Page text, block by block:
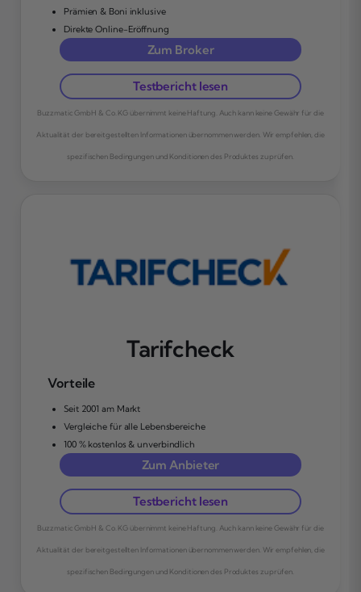
Prämien & Boni inklusive
Direkte Online-Eröffnung
Zum Broker
Testbericht lesen
Buzzmatic GmbH & Co. KG übernimmt keine Haftung. Auch kann keine Gewähr für die
Aktualität der bereitgestellten Informationen übernommen werden. Wir empfehlen, die
spezifischen Bedingungen und Konditionen des Produktes zu prüfen.
Tarifcheck
Vorteile
Seit 2001 am Markt
Vergleiche für alle Lebensbereiche
100 % kostenlos & unverbindlich
Zum Anbieter
Testbericht lesen
Buzzmatic GmbH & Co. KG übernimmt keine Haftung. Auch kann keine Gewähr für die
Aktualität der bereitgestellten Informationen übernommen werden. Wir empfehlen, die
spezifischen Bedingungen und Konditionen des Produktes zu prüfen.